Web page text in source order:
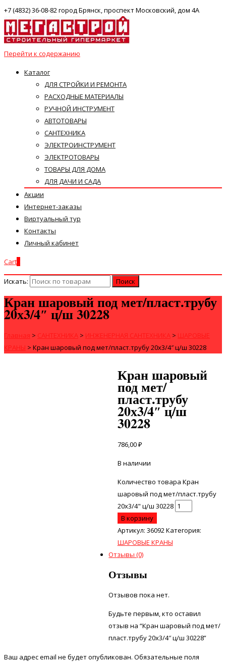
+7 (4832) 36-08-82 город Брянск, проспект Московский, дом 4А
Перейти к содержанию
Каталог
ДЛЯ СТРОЙКИ И РЕМОНТА
РАСХОДНЫЕ МАТЕРИАЛЫ
РУЧНОЙ ИНСТРУМЕНТ
АВТОТОВАРЫ
САНТЕХНИКА
ЭЛЕКТРОИНСТРУМЕНТ
ЭЛЕКТРОТОВАРЫ
ТОВАРЫ ДЛЯ ДОМА
ДЛЯ ДАЧИ И САДА
Акции
Интернет-заказы
Виртуальный тур
Контакты
Личный кабинет
Cart
Искать:
Кран шаровый под мет/пласт.трубу
20х3/4″ ц/ш 30228
Главная > САНТЕХНИКА > ИНЖЕНЕРНАЯ САНТЕХНИКА > ШАРОВЫЕ
КРАНЫ > Кран шаровый под мет/пласт.трубу 20х3/4″ ц/ш 30228
Кран шаровый
под мет/
пласт.трубу
20х3/4″ ц/ш
30228
786,00₽
В наличии
Количество товара Кран
шаровый под мет/пласт.трубу
20х3/4" ц/ш 30228
В корзину
Артикул: 36092Категория:
ШАРОВЫЕ КРАНЫ
Отзывы (0)
Отзывы
Отзывов пока нет.
Будьте первым, кто оставил
отзыв на “Кран шаровый под мет/
пласт.трубу 20х3/4″ ц/ш 30228”
Ваш адрес email не будет опубликован. Обязательные поля